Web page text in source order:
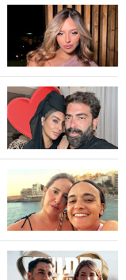
דיגיטל
וטק
שיווק
ופרסום
משפט
מדדים
ומחקרים
דעות